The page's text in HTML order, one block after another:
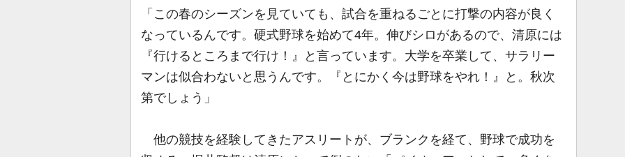
「この春のシーズンを見ていても、試合を重ねるごとに打撃の内容が良く
なっているんです。硬式野球を始めて4年。伸びシロがあるので、清原には
『行けるところまで行け！』と言っています。大学を卒業して、サラリー
マンは似合わないと思うんです。『とにかく今は野球をやれ！』と。秋次
第でしょう」
他の競技を経験してきたアスリートが、ブランクを経て、野球で成功を